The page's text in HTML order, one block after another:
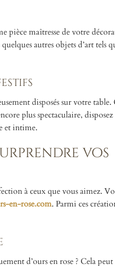
pièce maîtresse de votre
autres objets d’art tels
disposés sur votre table.
plus spectaculaire, disposez
et intime.
vos
à ceux que vous aimez.
en-rose.com. Parmi ces
d’ours en rose ? Cela peut